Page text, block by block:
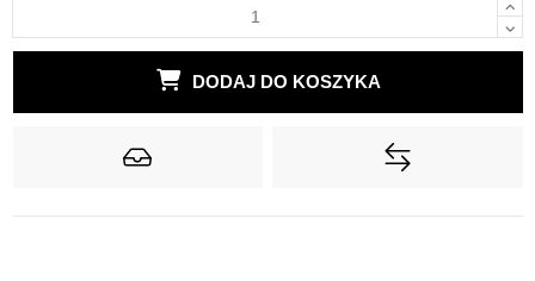
DODAJ DO KOSZYKA